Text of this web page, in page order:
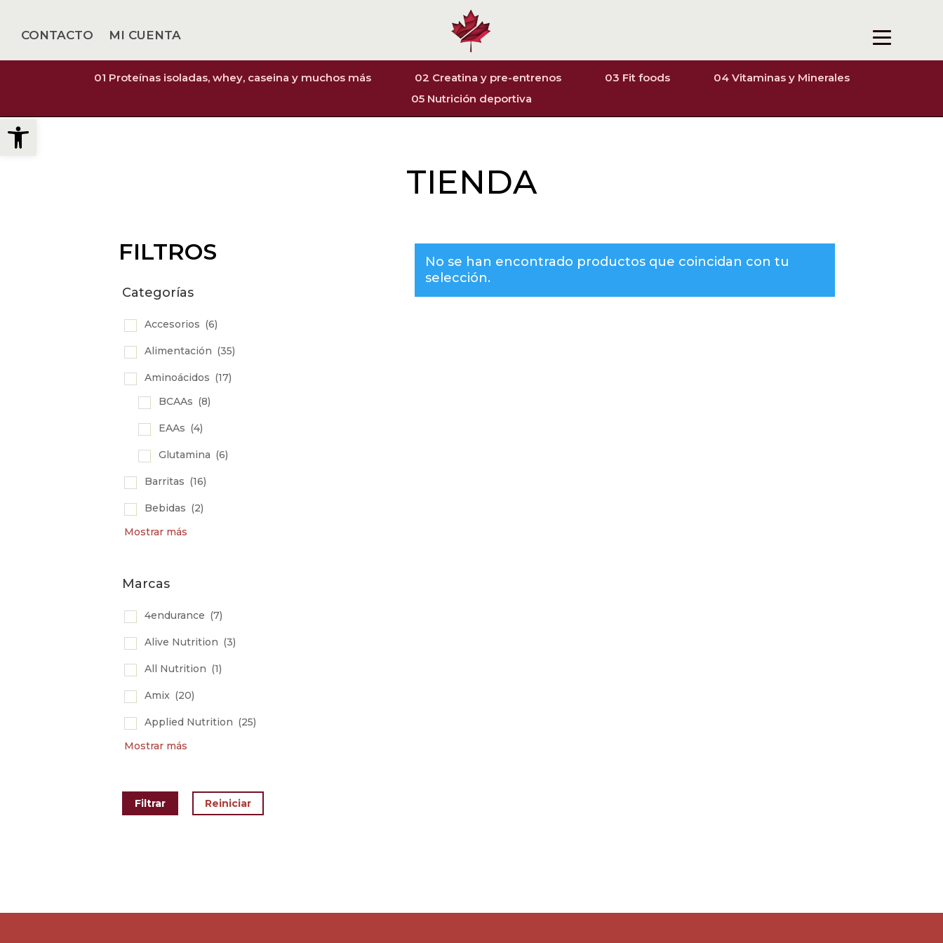
Abrir barra de herramientas
CONTACTO MI CUENTA
01 Proteínas isoladas, whey, caseina y muchos más 02 Creatina y pre-entrenos 03 Fit foods
04 Vitaminas y Minerales
05 Nutrición deportiva
TIENDA
FILTROS
Categorías
Accesorios (6)
Alimentación (35)
Aminoácidos (17)
BCAAs (8)
EAAs (4)
Glutamina (6)
Barritas (16)
Bebidas (2)
Mostrar más
Marcas
4endurance (7)
Alive Nutrition (3)
All Nutrition (1)
Amix (20)
Applied Nutrition (25)
Mostrar más
No se han encontrado productos que coincidan con tu
selección.